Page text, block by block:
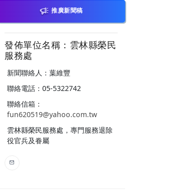
推廣新聞稿
發佈單位名稱：雲林縣榮民
服務處
新聞聯絡人：葉維豐
聯絡電話：05-5322742
聯絡信箱：
fun620519@yahoo.com.tw
雲林縣榮民服務處，專門服務退除
役官兵及眷屬